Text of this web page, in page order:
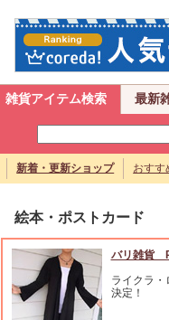
雑貨アイテム検索 最新
新着・更新ショップ おすす
絵本・ポストカード
バリ雑貨
ライクラ・
決定！